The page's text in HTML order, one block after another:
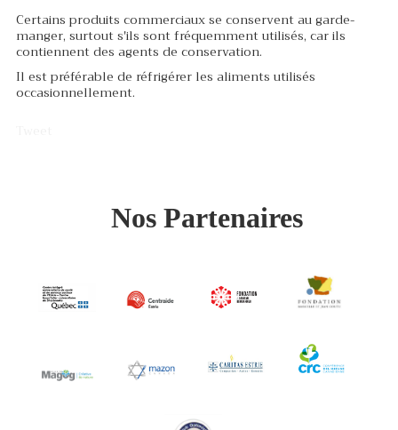
Certains produits commerciaux se conservent au garde-
manger, surtout s'ils sont fréquemment utilisés, car ils
contiennent des agents de conservation.
Il est préférable de réfrigérer les aliments utilisés
occasionnellement.
Nos Partenaires